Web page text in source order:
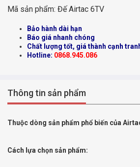
Mã sản phẩm: Đế Airtac 6TV
Bảo hành dài hạn
Báo giá nhanh chóng
Chất lượng tốt, giá thành cạnh
Hotline: 0868.945.086
Thông tin sản phẩm
Thuộc dòng sản phẩm phổ biến của
Cách lựa chọn sản phẩm: